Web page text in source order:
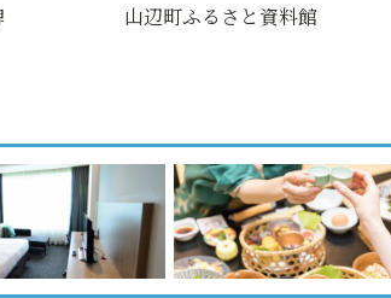
山辺町ふるさと資料館